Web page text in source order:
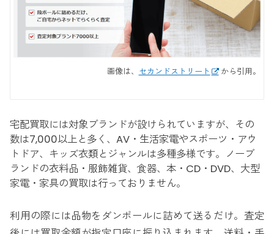
画像は、 セカンドストリート から引用。
宅配買取には対象ブランドが設けられていますが、その
数は7,000以上と多く、AV・生活家電やスポーツ・アウ
トドア、キッズ衣類とジャンルは多種多様です。ノーブ
ランドの衣料品・服飾雑貨、食器、本・CD・DVD、大型
家電・家具の買取は行っておりません。
利用の際には品物をダンボールに詰めて送るだけ。査定